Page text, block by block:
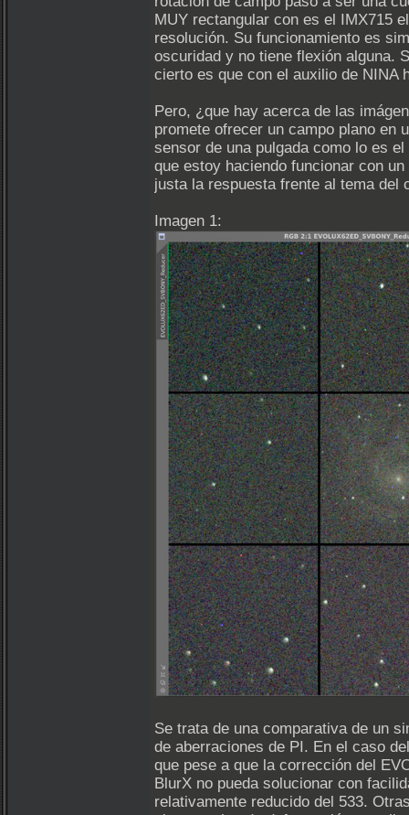
MUY rectangular con es el IMX715
resolución. Su funcionamiento es
oscuridad y no tiene flexión alguna.
cierto es que con el auxilio de NINA
Pero, ¿que hay acerca de las
promete ofrecer un campo plano en
sensor de una pulgada como lo es
que estoy haciendo funcionar con
justa la respuesta frente al tema del
Imagen 1:
Se trata de una comparativa de un
de aberraciones de PI. En el caso
que pese a que la corrección del
BlurX no pueda solucionar con
relativamente reducido del 533.